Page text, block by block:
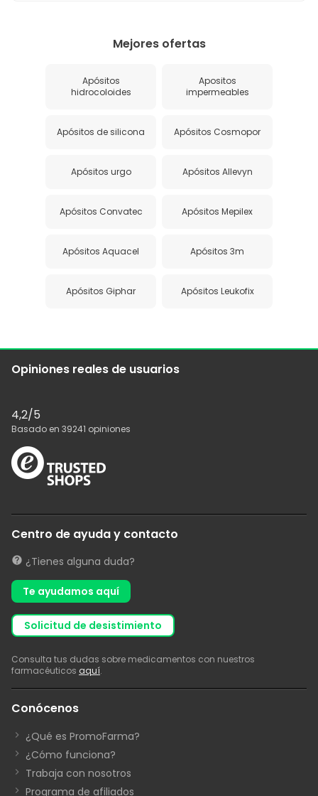
Mejores ofertas
Apósitos
hidrocoloides
Apositos
impermeables
Apósitos de silicona Apósitos Cosmopor
Apósitos urgo Apósitos Allevyn
Apósitos Convatec Apósitos Mepilex
Apósitos Aquacel Apósitos 3m
Apósitos Giphar Apósitos Leukofix
Opiniones reales de usuarios
4,2/5
Basado en 39241 opiniones
Centro de ayuda y contacto
¿Tienes alguna duda?
Te ayudamos aquí
solicitud de desistimiento
Consulta tus dudas sobre medicamentos con nuestros
farmacéuticos aquí.
Conócenos
¿Qué es PromoFarma?
¿Cómo funciona?
Trabaja con nosotros
Programa de afiliados